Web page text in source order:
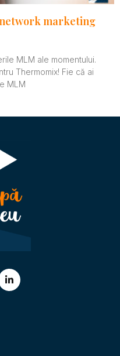
marketing
MLM ale momentului.
Thermomix! Fie că ai
MLM